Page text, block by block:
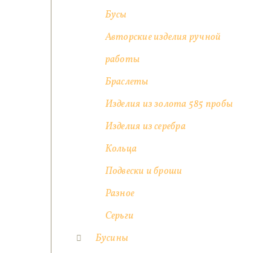
Бусы
Авторские изделия ручной
работы
Браслеты
Изделия из золота 585 пробы
Изделия из серебра
Кольца
Подвески и броши
Разное
Серьги
Бусины